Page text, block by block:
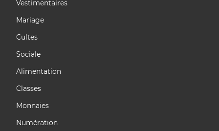
Vestimentaires
Mariage
Cultes
Sociale
Alimentation
Classes
Monnaies
Numération